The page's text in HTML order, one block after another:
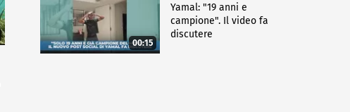
00:15
Yamal: "19 anni e
campione". Il video fa
discutere